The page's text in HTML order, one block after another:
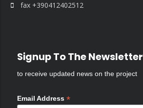
fax +390412402512
Signup To The Newsletter
to receive updated news on the project
Email Address *